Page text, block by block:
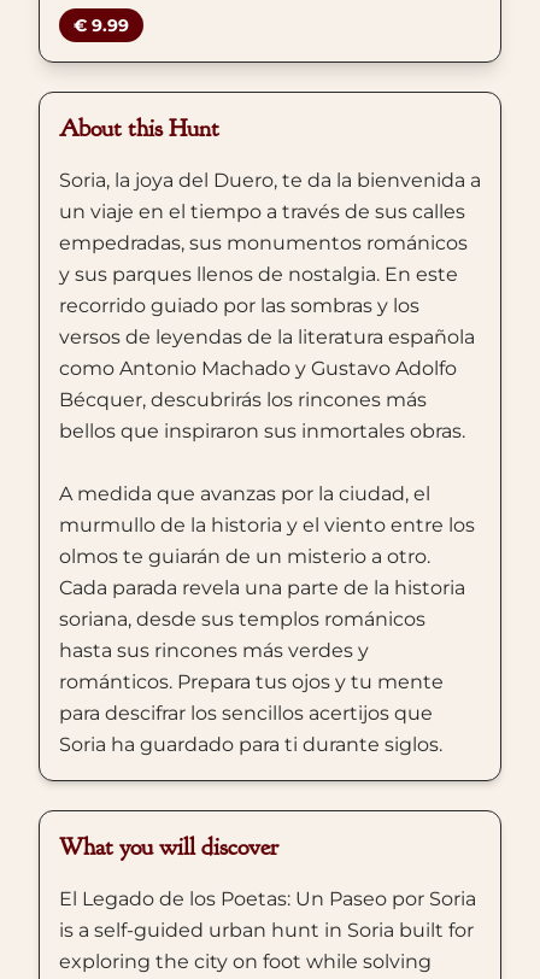
€ 9.99
About this Hunt
Soria, la joya del Duero, te da la bienvenida a
un viaje en el tiempo a través de sus calles
empedradas, sus monumentos románicos
y sus parques llenos de nostalgia. En este
recorrido guiado por las sombras y los
versos de leyendas de la literatura española
como Antonio Machado y Gustavo Adolfo
Bécquer, descubrirás los rincones más
bellos que inspiraron sus inmortales obras.
A medida que avanzas por la ciudad, el
murmullo de la historia y el viento entre los
olmos te guiarán de un misterio a otro.
Cada parada revela una parte de la historia
soriana, desde sus templos románicos
hasta sus rincones más verdes y
románticos. Prepara tus ojos y tu mente
para descifrar los sencillos acertijos que
Soria ha guardado para ti durante siglos.
What you will discover
El Legado de los Poetas: Un Paseo por Soria
is a self-guided urban hunt in Soria built for
exploring the city on foot while solving